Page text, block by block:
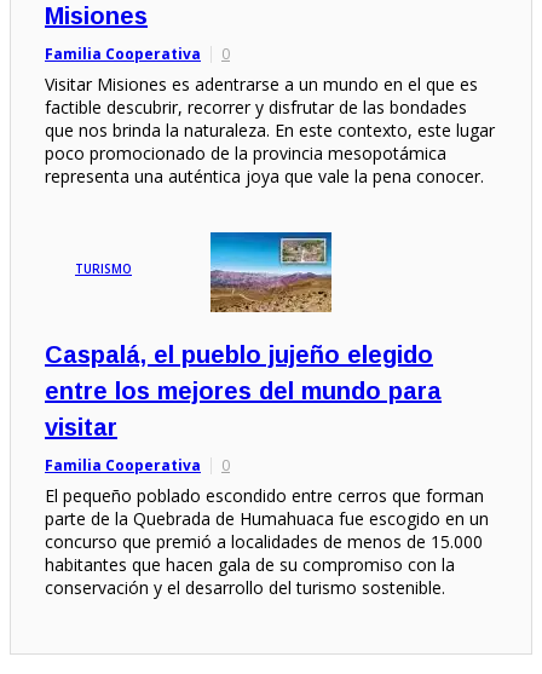
Misiones
Familia Cooperativa 0
Visitar Misiones es adentrarse a un mundo en el que es
factible descubrir, recorrer y disfrutar de las bondades
que nos brinda la naturaleza. En este contexto, este lugar
poco promocionado de la provincia mesopotámica
representa una auténtica joya que vale la pena conocer.
TURISMO
Caspalá, el pueblo jujeño elegido
entre los mejores del mundo para
visitar
Familia Cooperativa 0
El pequeño poblado escondido entre cerros que forman
parte de la Quebrada de Humahuaca fue escogido en un
concurso que premió a localidades de menos de 15.000
habitantes que hacen gala de su compromiso con la
conservación y el desarrollo del turismo sostenible.